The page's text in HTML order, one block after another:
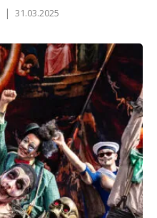
| 31.03.2025